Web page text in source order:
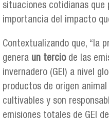
situaciones cotidianas que
importancia del impacto
Contextualizando que, “la
genera un terciode las
invernadero (GEI) a nivel
productos de origen
cultivables y son
emisiones totales de GEI